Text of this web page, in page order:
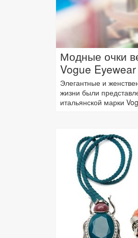
Модные очки
Vogue Eyewear
Элегантные и
жизни были
итальянской марки